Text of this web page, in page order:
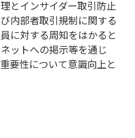
とインサイダー取引防止
内部者取引規制に関する
に対する周知をはかると
ットへの掲示等を通じ
要性について意識向上と